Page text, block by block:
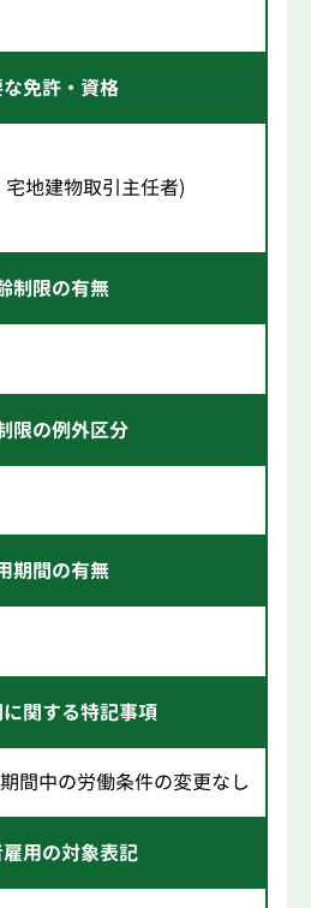
免許・資格
地建物取引主任者)
制限の有無
限の例外区分
期間の有無
関する特記事項
間中の労働条件の変更なし
用の対象表記